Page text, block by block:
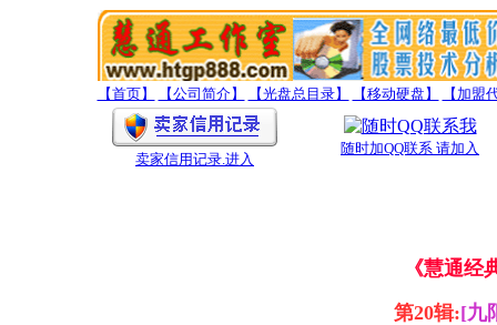
【首页】 【公司简介】 【光盘总目录】 【移动硬盘】 【加盟
卖家信用记录.进入
随时加QQ联系 请加入
《慧通经
第20辑:[九